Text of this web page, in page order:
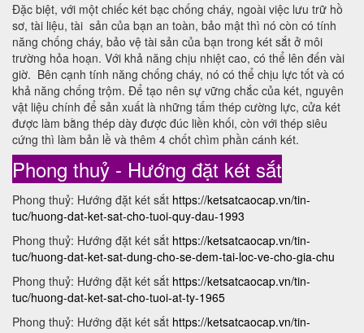
Đặc biệt, với một chiếc két bạc chống cháy, ngoài việc lưu trữ hồ
sơ, tài liệu, tài sản của bạn an toàn, bảo mật thì nó còn có tính
năng chống cháy, bảo vệ tài sản của bạn trong két sắt ở môi
trường hỏa hoạn. Với khả năng chịu nhiệt cao, có thể lên đến vài
giờ. Bên cạnh tính năng chống cháy, nó có thể chịu lực tốt và có
khả năng chống trộm. Để tạo nên sự vững chắc của két, nguyên
vật liệu chính để sản xuất là những tấm thép cường lực, cửa két
được làm bằng thép dày được đúc liền khối, còn với thép siêu
cứng thì làm bản lề và thêm 4 chốt chìm phần cánh két.
Phong thuỷ - Hướng đặt két sắt
Phong thuỷ: Hướng đặt két sắt https://ketsatcaocap.vn/tin-
tuc/huong-dat-ket-sat-cho-tuoi-quy-dau-1993
Phong thuỷ: Hướng đặt két sắt https://ketsatcaocap.vn/tin-
tuc/huong-dat-ket-sat-dung-cho-se-dem-tai-loc-ve-cho-gia-chu
Phong thuỷ: Hướng đặt két sắt https://ketsatcaocap.vn/tin-
tuc/huong-dat-ket-sat-cho-tuoi-at-ty-1965
Phong thuỷ: Hướng đặt két sắt https://ketsatcaocap.vn/tin-